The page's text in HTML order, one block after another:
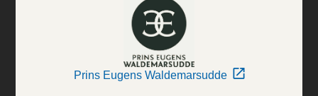
Prins Eugens Waldemarsudde